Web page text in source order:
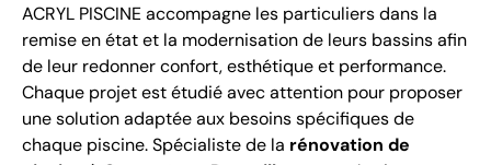
ACRYL PISCINE accompagne les particuliers dans la
remise en état et la modernisation de leurs bassins afin
de leur redonner confort, esthétique et performance.
Chaque projet est étudié avec attention pour proposer
une solution adaptée aux besoins spécifiques de
chaque piscine. Spécialiste de la rénovation de